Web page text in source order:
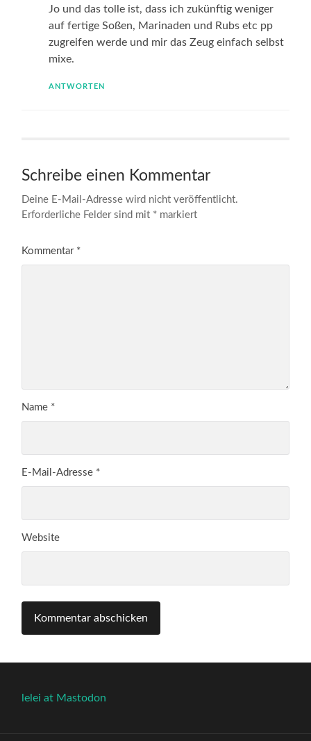
Jo und das tolle ist, dass ich zukünftig weniger
auf fertige Soßen, Marinaden und Rubs etc pp
zugreifen werde und mir das Zeug einfach selbst
mixe.
ANTWORTEN
Schreibe einen Kommentar
Deine E-Mail-Adresse wird nicht veröffentlicht.
Erforderliche Felder sind mit * markiert
Kommentar *
Name *
E-Mail-Adresse *
Website
lelei at Mastodon